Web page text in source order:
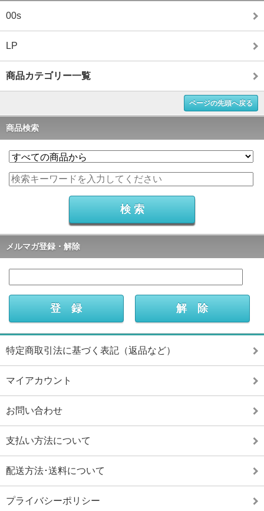
00s
LP
商品カテゴリー一覧
ページの先頭へ戻る
商品検索
メルマガ登録・解除
特定商取引法に基づく表記（返品など）
マイアカウント
お問い合わせ
支払い方法について
配送方法･送料について
プライバシーポリシー